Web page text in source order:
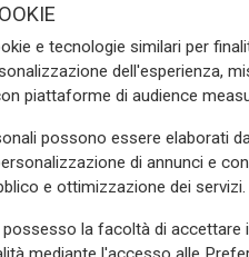
26 settembre
e tecnologie similari per
dell'esperienza,
piattaforme di audience
possono essere elaborati
di annunci e
e ottimizzazione dei servizi.
possesso la facoltà di